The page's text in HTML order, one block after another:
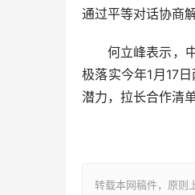
通过平等对话协商
何立峰表示，中
极落实今年1月17
潜力，拉长合作清
转载本网稿件，原则